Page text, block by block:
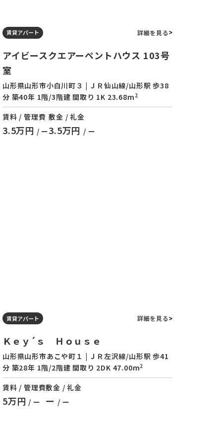
賃貸アパート 詳細を見る
アイビースクエアーペントハウス 103号
室
山形県山形市小白川町３ | ＪＲ仙山線/山形駅 歩38
分 築40年 1階/3階建 間取り 1K 23.68m 2
賃料 / 管理費
3.5万円 / ー
敷金 / 礼金
3.5万円 / ー
賃貸アパート 詳細を見る
Ｋｅｙ´ｓ Ｈｏｕｓｅ
山形県山形市あこや町１ | ＪＲ左沢線/山形駅 歩41
分 築28年 1階/2階建 間取り 2DK 47.00m2
賃料 / 管理費
5万円 / ー
敷金 / 礼金
ー / ー